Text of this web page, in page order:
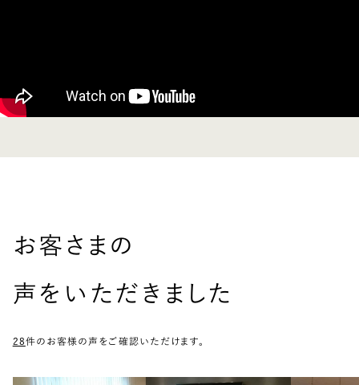
お客さまの
声をいただきました
28件のお客様の声をご確認いただけます。